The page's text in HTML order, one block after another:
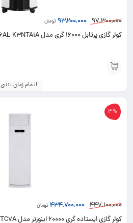
97,300,000
93,200,000تومان
کولر گازی پرتابل 16000 گری مدل GPC16AL-K3NTA1A
اتمام زمان بندی
3%
447,100,000
434,700,000 تومان
کولر گازی ایستاده گری 60000 اینورتر مدل GVH60APXL-K3DTC7A